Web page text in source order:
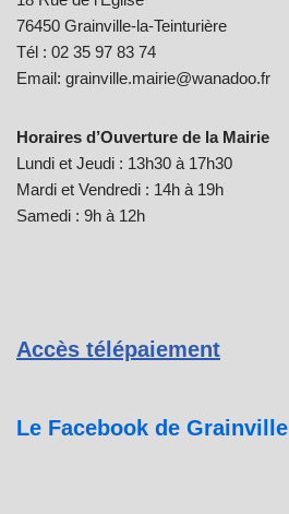
76450 Grainville-la-Teinturière
Tél : 02 35 97 83 74
Email: grainville.mairie@wanadoo.fr
Horaires d’Ouverture de la Mairie
Lundi et Jeudi : 13h30 à 17h30
Mardi et Vendredi : 14h à 19h
Samedi : 9h à 12h
Accès télépaiement
Le Facebook de Grainville